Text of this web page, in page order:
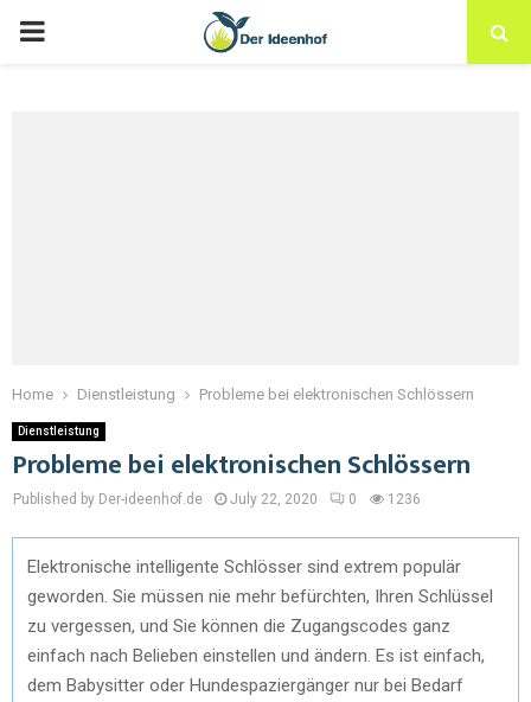
Home Dienstleistung Probleme bei elektronischen Schlössern
Dienstleistung
Probleme bei elektronischen Schlössern
Published by Der-ideenhof.de July 22, 2020 0 1236
Elektronische intelligente Schlösser sind extrem populär
geworden. Sie müssen nie mehr befürchten, Ihren Schlüssel
zu vergessen, und Sie können die Zugangscodes ganz
einfach nach Belieben einstellen und ändern. Es ist einfach,
dem Babysitter oder Hundespaziergänger nur bei Bedarf